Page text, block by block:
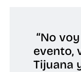
“No
evento,
Tijuana